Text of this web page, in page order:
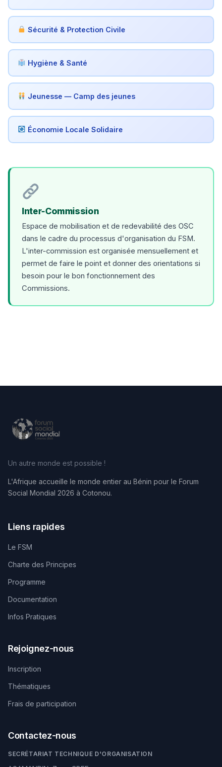
Sécurité & Protection Civile
Hygiène & Santé
Jeunesse — Camp des jeunes
Économie Locale Solidaire
Inter-Commission
Espace de mobilisation et de redevabilité des OSC
dans le cadre du processus d'organisation du FSM.
L'inter-commission est organisée mensuellement et
permet de faire le point et donner des orientations si
besoin pour le bon fonctionnement des
Commissions.
Un autre monde est possible !
L'Afrique accueille le monde entier au Bénin pour le Forum
Social Mondial 2026 à Cotonou.
Liens rapides
Le FSM
Charte des Principes
Programme
Documentation
Infos Pratiques
Rejoignez-nous
Inscription
Thématiques
Frais de participation
Contactez-nous
SECRÉTARIAT TECHNIQUE D'ORGANISATION